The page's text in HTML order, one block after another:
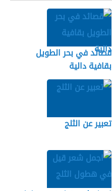
قصائد في بحر الطويل
بقافية دالية
تعبير عن الثلج